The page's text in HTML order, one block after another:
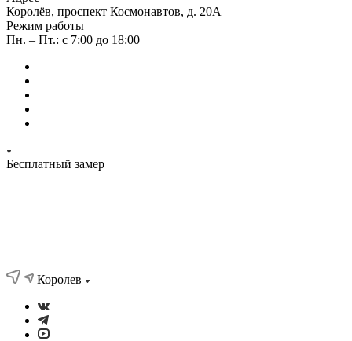
Королёв, проспект Космонавтов, д. 20А
Режим работы
Пн. – Пт.: с 7:00 до 18:00
Бесплатный замер
Королев